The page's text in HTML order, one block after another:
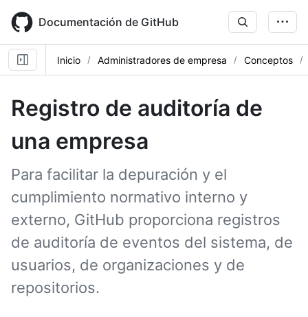
main
content
Documentación de GitHub
Inicio Administradores de empresa Conceptos
Registro de auditoría de
una empresa
Para facilitar la depuración y el
cumplimiento normativo interno y
externo, GitHub proporciona registros
de auditoría de eventos del sistema, de
usuarios, de organizaciones y de
repositorios.